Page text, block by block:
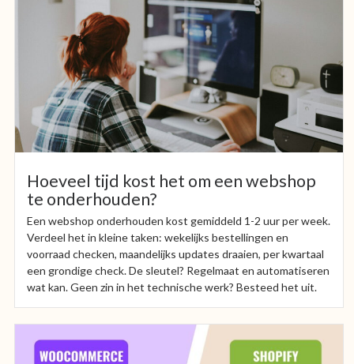
Hoeveel tijd kost het om een webshop
te onderhouden?
Een webshop onderhouden kost gemiddeld 1-2 uur per week.
Verdeel het in kleine taken: wekelijks bestellingen en
voorraad checken, maandelijks updates draaien, per kwartaal
een grondige check. De sleutel? Regelmaat en automatiseren
wat kan. Geen zin in het technische werk? Besteed het uit.